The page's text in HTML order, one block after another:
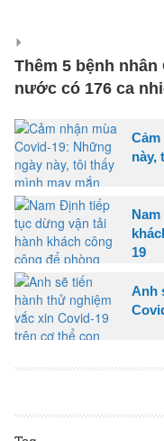
Thêm 5 bệnh
nước có 176 ca
này,
19
Anh